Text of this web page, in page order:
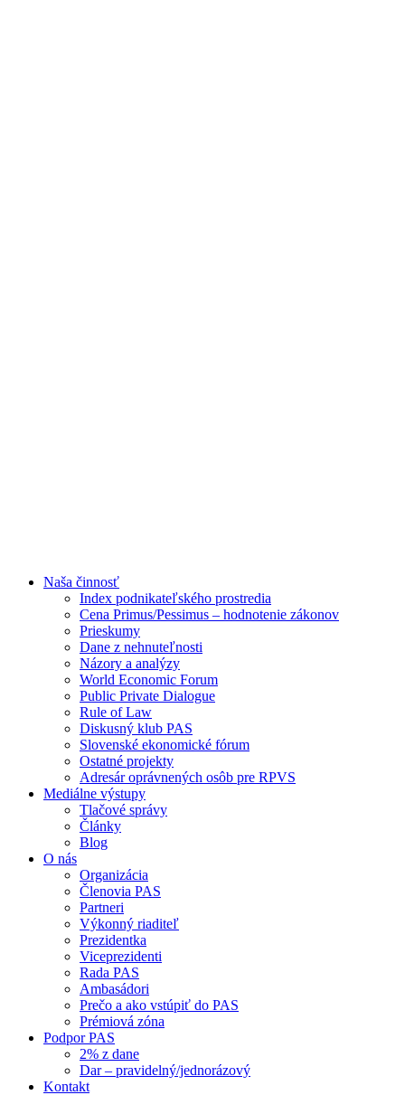
Naša činnosť
Index podnikateľského prostredia
Cena Primus/Pessimus – hodnotenie zákonov
Prieskumy
Dane z nehnuteľnosti
Názory a analýzy
World Economic Forum
Public Private Dialogue
Rule of Law
Diskusný klub PAS
Slovenské ekonomické fórum
Ostatné projekty
Adresár oprávnených osôb pre RPVS
Mediálne výstupy
Tlačové správy
Články
Blog
O nás
Organizácia
Členovia PAS
Partneri
Výkonný riaditeľ
Prezidentka
Viceprezidenti
Rada PAS
Ambasádori
Prečo a ako vstúpiť do PAS
Prémiová zóna
Podpor PAS
2% z dane
Dar – pravidelný/jednorázový
Kontakt